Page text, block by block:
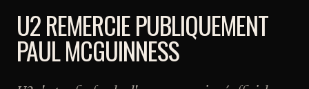
U2 REMERCIE PUBLIQUEMENT
PAUL MCGUINNESS